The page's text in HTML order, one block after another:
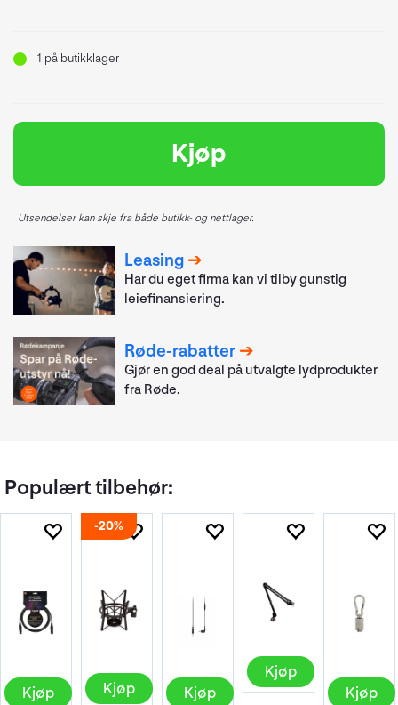
1 på butikklager
Kjøp
Utsendelser kan skje fra både butikk- og nettlager.
Leasing
Har du eget firma kan vi tilby gunstig
leiefinansiering.
Røde-rabatter
Gjør en god deal på utvalgte lydprodukter
fra Røde.
Populært tilbehør:
Kjøp
20%
Kjøp Kjøp
Kjøp
Kjøp